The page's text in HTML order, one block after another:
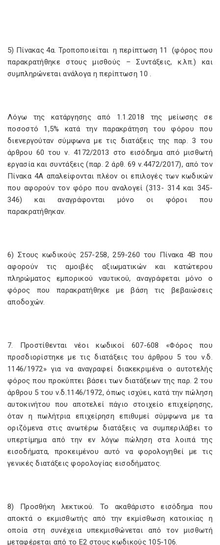
5) Πίνακας 4α. Τροποποιείται η περίπτωση 11 (φόρος που
παρακρατήθηκε στους μισθούς – Συντάξεις, κ.λπ.) και
συμπληρώνεται ανάλογα η περίπτωση 10 .
Λόγω της κατάργησης από 1.1.2018 της μείωσης σε
ποσοστό 1,5% κατά την παρακράτηση του φόρου που
διενεργούταν σύμφωνα με τις διατάξεις της παρ. 3 του
άρθρου 60 του ν. 4172/2013 στο εισόδημα από μισθωτή
εργασία και συντάξεις (παρ. 2 άρθ. 69 ν.4472/2017), από τον
Πίνακα 4Α απαλείφονται πλέον οι επιλογές των κωδικών
που αφορούν τον φόρο που αναλογεί (313- 314 και 345-
346) και αναγράφονται μόνο οι φόροι που
παρακρατήθηκαν.
6) Στους κωδικούς 257-258, 259-260 του Πίνακα 4Β που
αφορούν τις αμοιβές αξιωματικών και κατώτερου
πληρώματος εμπορικού ναυτικού, αναγράφεται μόνο ο
φόρος που παρακρατήθηκε με βάση τις βεβαιώσεις
αποδοχών.
7. Προστίθενται νέοι κωδικοί 607-608 «Φόρος που
προσδιορίστηκε με τις διατάξεις του άρθρου 5 του ν.δ.
1146/1972» για να αναγραφεί διακεκριμένα ο αυτοτελής
φόρος που προκύπτει βάσει των διατάξεων της παρ. 2 του
άρθρου 5 του ν.δ.1146/1972, όπως ισχύει, κατά την πώληση
αυτοκινήτου που αποτελεί πάγιο στοιχείο επιχείρησης,
όταν η πωλήτρια επιχείρηση επιθυμεί σύμφωνα με τα
οριζόμενα στις ανωτέρω διατάξεις να συμπεριλάβει το
υπερτίμημα από την εν λόγω πώληση στα λοιπά της
εισοδήματα, προκειμένου αυτό να φορολογηθεί με τις
γενικές διατάξεις φορολογίας εισοδήματος.
8) Προσθήκη λεκτικού. Το ακαθάριστο εισόδημα που
αποκτά ο εκμισθωτής από την εκμίσθωση κατοικίας η
οποία στη συνέχεια υπεκμισθώνεται από τον μισθωτή
μεταφέρεται από το Ε2 στους κωδικούς 105-106.